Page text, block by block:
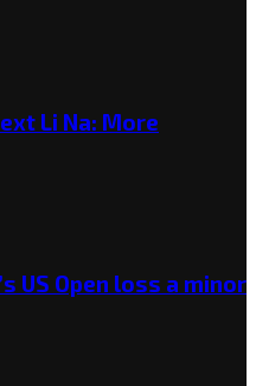
Li Na: More
US Open loss a minor